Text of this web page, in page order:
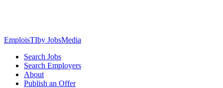
EmploisTIby JobsMedia
Search Jobs
Search Employers
About
Publish an Offer